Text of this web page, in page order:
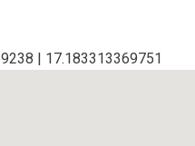
| 17.183313369751